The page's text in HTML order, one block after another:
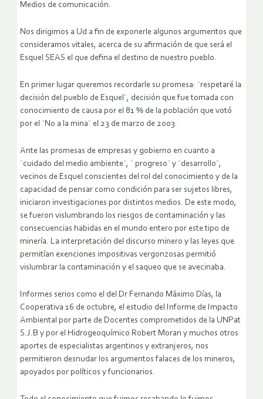
Medios de comunicación.
Nos dirigimos a Ud a fin de exponerle algunos argumentos que
consideramos vitales, acerca de su afirmación de que será el
Esquel SEAS el que defina el destino de nuestro pueblo.
En primer lugar queremos recordarle su promesa: ¨respetaré la
decisión del pueblo de Esquel¨, decisión que fue tomada con
conocimiento de causa por el 81 % de la población que votó
por el ¨No a la mina¨ el 23 de marzo de 2003.
Ante las promesas de empresas y gobierno en cuanto a
¨cuidado del medio ambiente¨, ¨ progreso¨ y ¨desarrollo¨,
vecinos de Esquel conscientes del rol del conocimiento y de la
capacidad de pensar como condición para ser sujetos libres,
iniciaron investigaciones por distintos medios. De este modo,
se fueron vislumbrando los riesgos de contaminación y las
consecuencias habidas en el mundo entero por este tipo de
minería. La interpretación del discurso minero y las leyes que
permitían exenciones impositivas vergonzosas permitió
vislumbrar la contaminación y el saqueo que se avecinaba.
Informes serios como el del Dr Fernando Máximo Días, la
Cooperativa 16 de octubre, el estudio del Informe de Impacto
Ambiental por parte de Docentes comprometidos de la UNPat
S.J.B y por el Hidrogeoquímico Robert Moran y muchos otros
aportes de especialistas argentinos y extranjeros, nos
permitieron desnudar los argumentos falaces de los mineros,
apoyados por políticos y funcionarios.